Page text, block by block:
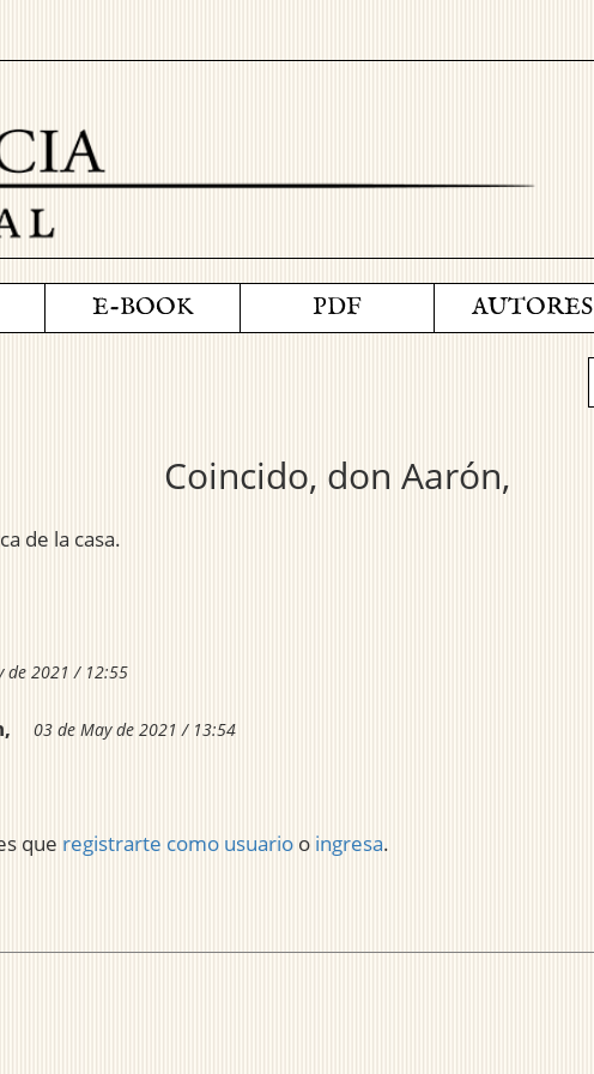
E-BOOK PDF AUTORES
Coincido, don Aarón,
de la casa.
de 2021 / 12:55
03 de May de 2021 / 13:54
que registrarte como usuario o ingresa.